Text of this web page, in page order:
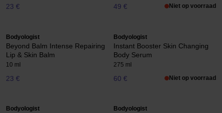
23 € 49 € Niet op voorraad
Bodyologist
Beyond Balm Intense Repairing
Lip & Skin Balm
10 ml
23 €
Bodyologist
Instant Booster Skin Changing
Body Serum
275 ml
60 € Niet op voorraad
Bodyologist Bodyologist